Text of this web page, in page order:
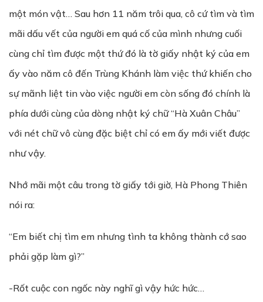
một món vật… Sau hơn 11 năm trôi qua, cô cứ tìm và tìm
mãi dấu vết của người em quá cố của mình nhưng cuối
cùng chỉ tìm được một thứ đó là tờ giấy nhật ký của em
ấy vào năm cô đến Trùng Khánh làm việc thứ khiến cho
sự mãnh liệt tin vào việc người em còn sống đó chính là
phía dưới cùng của dòng nhật ký chữ “Hà Xuân Châu”
với nét chữ vô cùng đặc biệt chỉ có em ấy mới viết được
như vậy.
Nhớ mãi một câu trong tờ giấy tới giờ, Hà Phong Thiên
nói ra:
“Em biết chị tìm em nhưng tình ta không thành cớ sao
phải gặp làm gì?”
-Rốt cuộc con ngốc này nghĩ gì vậy hức hức…